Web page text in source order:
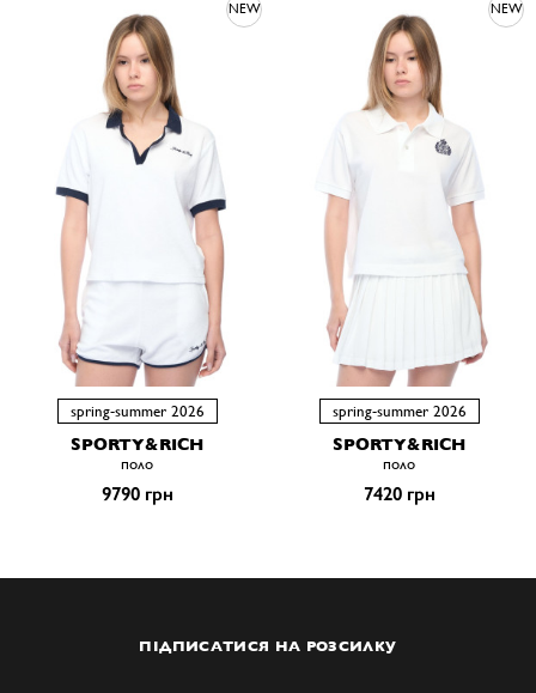
NEW
spring-summer 2026
SPORTY&RICH
поло
9790 грн
NEW
spring-summer 2026
SPORTY&RICH
поло
7420 грн
ПІДПИСАТИСЯ НА РОЗСИЛКУ